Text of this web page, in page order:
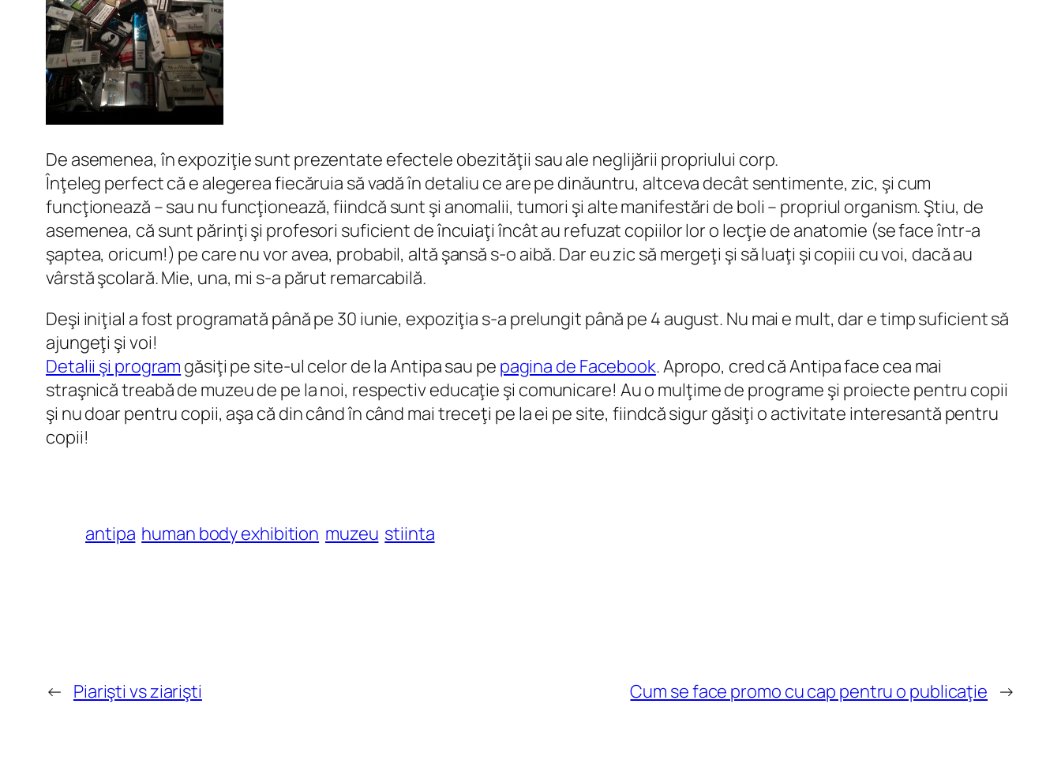
De asemenea, în expoziţie sunt prezentate efectele obezităţii sau ale neglijării propriului corp.
Înţeleg perfect că e alegerea fiecăruia să vadă în detaliu ce are pe dinăuntru, altceva decât sentimente, zic, şi cum
funcţionează – sau nu funcţionează, fiindcă sunt şi anomalii, tumori şi alte manifestări de boli – propriul organism. Ştiu, de
asemenea, că sunt părinţi şi profesori suficient de încuiaţi încât au refuzat copiilor lor o lecţie de anatomie (se face într-a
şaptea, oricum!) pe care nu vor avea, probabil, altă şansă s-o aibă. Dar eu zic să mergeţi şi să luaţi şi copiii cu voi, dacă au
vârstă şcolară. Mie, una, mi s-a părut remarcabilă.
Deşi iniţial a fost programată până pe 30 iunie, expoziţia s-a prelungit până pe 4 august. Nu mai e mult, dar e timp suficient să
ajungeţi şi voi!
Detalii şi program găsiţi pe site-ul celor de la Antipa sau pe pagina de Facebook. Apropo, cred că Antipa face cea mai
straşnică treabă de muzeu de pe la noi, respectiv educaţie şi comunicare! Au o mulţime de programe şi proiecte pentru copii
şi nu doar pentru copii, aşa că din când în când mai treceţi pe la ei pe site, fiindcă sigur găsiţi o activitate interesantă pentru
copii!
antipa human body exhibition muzeu stiinta
← Piarişti vs ziarişti Cum se face promo cu cap pentru o publicaţie →